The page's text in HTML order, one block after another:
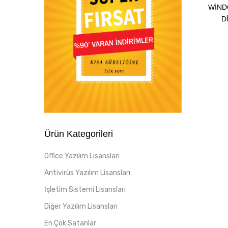
Ürün Kategorileri
Office Yazılım Lisansları
Antivirüs Yazılım Lisansları
İşletim Sistemi Lisansları
Diğer Yazılım Lisansları
En Çok Satanlar